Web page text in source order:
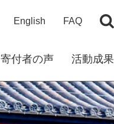
English FAQ
寄付者の声 活動成果